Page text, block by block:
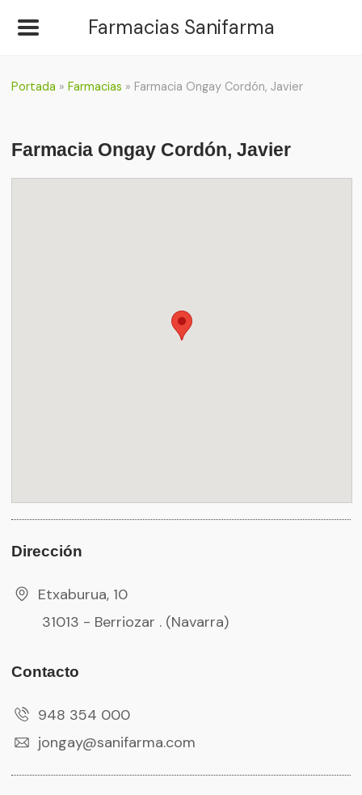
Farmacias Sanifarma
Portada »Farmacias » Farmacia Ongay Cordón, Javier
Farmacia Ongay Cordón, Javier
Dirección
Etxaburua, 10
31013 - Berriozar . (Navarra)
Contacto
948 354 000
jongay@sanifarma.com